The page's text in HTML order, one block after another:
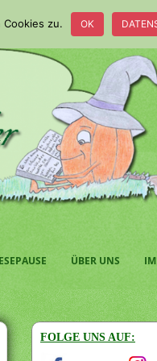
ÜBER UNS
FOLGE UNS AUF:
zu. OK